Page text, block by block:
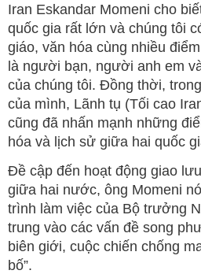
Iran Eskandar Momeni cho
quốc gia rất lớn và chúng tôi
giáo, văn hóa cùng nhiều
là người bạn, người anh em
của chúng tôi. Đồng thời,
của mình, Lãnh tụ (Tối cao
cũng đã nhấn mạnh những
hóa và lịch sử giữa hai quốc
Đề cập đến hoạt động giao
giữa hai nước, ông Momeni
trình làm việc của Bộ trưởng
trung vào các vấn đề song
biên giới, cuộc chiến chống
bố”.